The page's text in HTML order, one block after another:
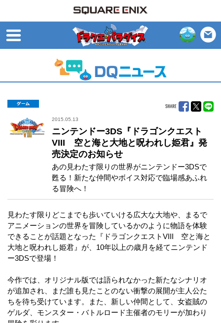
2015.05.13
ニンテンドー3DS『ドラゴンクエスト
VIII 空と海と大地と呪われし姫君』発
売決定のお知らせ
あの見わたす限りの世界がニンテンドー3DSで
甦る！新たな仲間やボイス対応で臨場感あふれ
る冒険へ！
見わたす限りどこまでも歩いていける広大な大地や、まるで
アニメーションの世界を冒険しているかのように物語を体験
できることが話題となった『ドラゴンクエストVIII 空と海と
大地と呪われし姫君』が、10年以上の歳月を経てニンテンド
ー3DSで登場！
今作では、オリジナル版では語られなかった新たなシナリオ
が追加され、まだ誰も見たことのない衝撃の展開が主人公た
ちを待ち受けています。また、新しい仲間として、女盗賊の
ゲルダ、モンスター・バトルロード主催者のモリーが加わり